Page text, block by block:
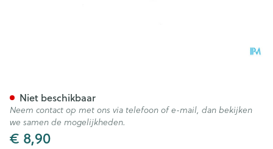
€ 8,90
Niet beschikbaar
Neem contact op met ons via telefoon of e-mail, dan bekijken
we samen de mogelijkheden.